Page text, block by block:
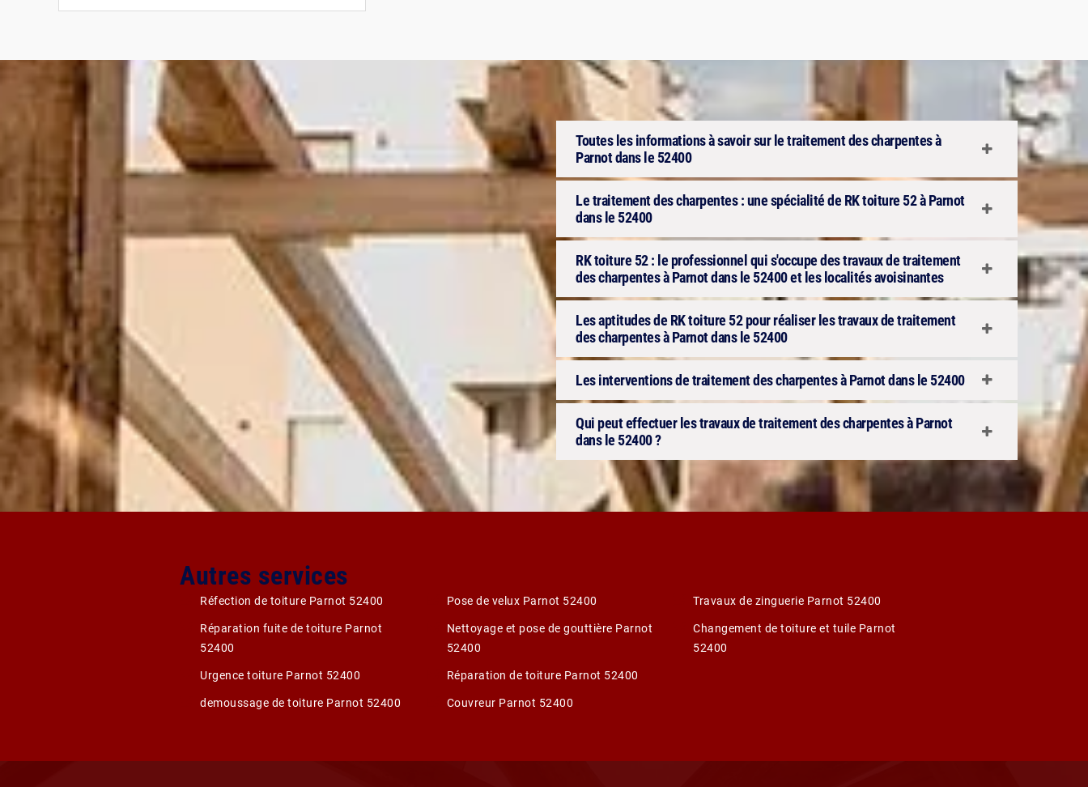
Toutes les informations à savoir sur le traitement des charpentes à
Parnot dans le 52400
Le traitement des charpentes : une spécialité de RK toiture 52 à Parnot
dans le 52400
RK toiture 52 : le professionnel qui s'occupe des travaux de traitement
des charpentes à Parnot dans le 52400 et les localités avoisinantes
Les aptitudes de RK toiture 52 pour réaliser les travaux de traitement
des charpentes à Parnot dans le 52400
Les interventions de traitement des charpentes à Parnot dans le 52400
Qui peut effectuer les travaux de traitement des charpentes à Parnot
dans le 52400 ?
Autres services
Réfection de toiture Parnot 52400
Réparation fuite de toiture Parnot
52400
Urgence toiture Parnot 52400
demoussage de toiture Parnot 52400
Pose de velux Parnot 52400
Nettoyage et pose de gouttière Parnot
52400
Réparation de toiture Parnot 52400
Couvreur Parnot 52400
Travaux de zinguerie Parnot 52400
Changement de toiture et tuile Parnot
52400